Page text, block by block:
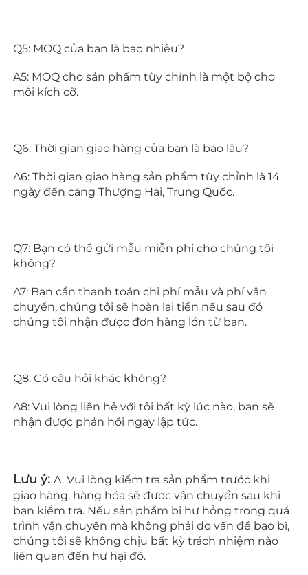
Q5: MOQ của bạn là bao nhiêu?
A5: MOQ cho sản phẩm tùy chỉnh là một bộ cho
mỗi kích cỡ.
Q6: Thời gian giao hàng của bạn là bao lâu?
A6: Thời gian giao hàng sản phẩm tùy chỉnh là 14
ngày đến cảng Thượng Hải, Trung Quốc.
Q7: Bạn có thể gửi mẫu miễn phí cho chúng tôi
không?
A7: Bạn cần thanh toán chi phí mẫu và phí vận
chuyển, chúng tôi sẽ hoàn lại tiền nếu sau đó
chúng tôi nhận được đơn hàng lớn từ bạn.
Q8: Có câu hỏi khác không?
A8: Vui lòng liên hệ với tôi bất kỳ lúc nào, bạn sẽ
nhận được phản hồi ngay lập tức.
Lưu ý: A. Vui lòng kiểm tra sản phẩm trước khi
giao hàng, hàng hóa sẽ được vận chuyển sau khi
bạn kiểm tra. Nếu sản phẩm bị hư hỏng trong quá
trình vận chuyển mà không phải do vấn đề bao bì,
chúng tôi sẽ không chịu bất kỳ trách nhiệm nào
liên quan đến hư hại đó.